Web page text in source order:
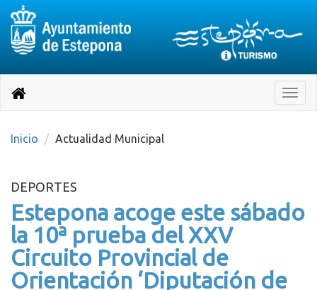
página
Toggle
Destino:
Volver
inicio
Inicio Actualidad Municipal
DEPORTES
Estepona acoge este sábado
la 10ª prueba del XXV
Circuito Provincial de
Orientación ‘Diputación de